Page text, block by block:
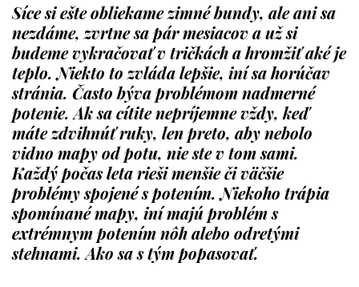
Síce si ešte obliekame zimné bundy, ale ani sa
nezdáme, zvrtne sa pár mesiacov a už si
budeme vykračovať v tričkách a hromžiť aké je
teplo. Niekto to zvláda lepšie, iní sa horúčav
stránia. Často býva problémom nadmerné
potenie. Ak sa cítite nepríjemne vždy, keď
máte zdvihnúť ruky, len preto, aby nebolo
vidno mapy od potu, nie ste v tom sami.
Každý počas leta rieši menšie či väčšie
problémy spojené s potením. Niekoho trápia
spomínané mapy, iní majú problém s
extrémnym potením nôh alebo odretými
stehnami. Ako sa s tým popasovať.